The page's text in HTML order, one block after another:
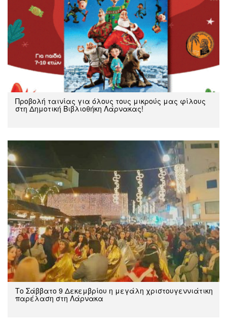
Προβολή ταινίας για όλους τους μικρούς μας φίλους
στη Δημοτική Βιβλιοθήκη Λάρνακας!
Το Σάββατο 9 Δεκεμβρίου η μεγάλη χριστουγεννιάτικη
παρέλαση στη Λάρνακα